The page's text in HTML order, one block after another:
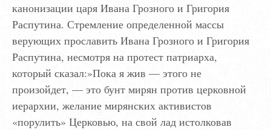
канонизации царя Ивана Грозного и Григория
Распутина. Стремление определенной массы
верующих прославить Ивана Грозного и Григория
Распутина, несмотря на протест патриарха,
который сказал:»Пока я жив — этого не
произойдет, — это бунт мирян против церковной
иерархии, желание мирянских активистов
«порулить» Церковью, на свой лад истолковав